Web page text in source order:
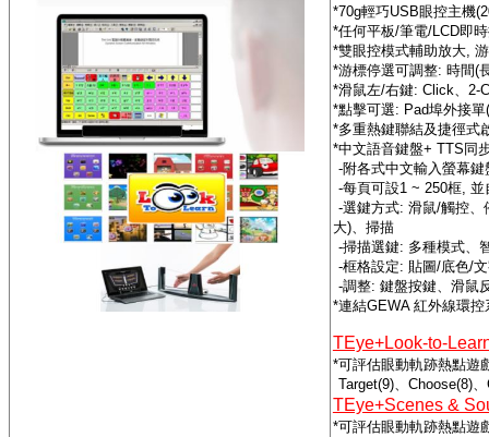
*70g輕巧USB眼控主機
*任何平板/筆電/LCD即
*雙眼控模式輔助放大,
*游標停選可調整: 時間(
*滑鼠左/右鍵: Click、 2-
*點擊可選: Pad埠外接單(
*多重熱鍵聯結及捷徑式
*中文語音鍵盤+ TTS 同
-附各式中文輸入螢幕鍵
-每頁可設1 ~ 250框,並
-選鍵方式:滑鼠/觸控、
大)、掃描
-掃描選鍵: 多種模式、
-框格設定: 貼圖/底色/
-調整:鍵盤按鍵、滑鼠
*連結GEWA 紅外線環控
TEye+Look-to-
*可評估眼動軌跡熱點遊
Target(9)、Choose(8)、
TEye+Scenes &
*可評估眼動軌跡熱點遊